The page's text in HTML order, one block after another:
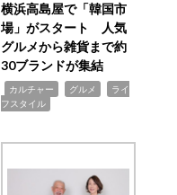
横浜高島屋で「韓国市
場」がスタート 人気
グルメから雑貨まで約
30ブランドが集結
カルチャー グルメ
ライ
フスタイル